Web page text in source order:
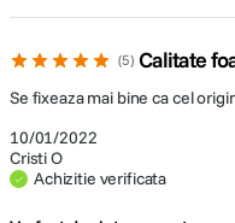
5 Calitate
10/01/2022
Cristi O
Achizitie verificata
Se fixeaza mai bine ca cel